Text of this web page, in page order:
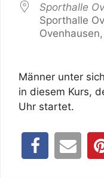
Sporthalle
Sporthalle
Männer unter
in diesem Kurs,
Uhr startet.